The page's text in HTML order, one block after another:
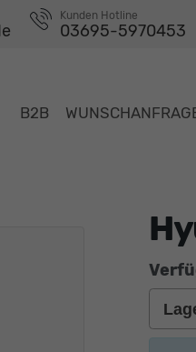
Kunden Hotline
03695-5970453
B2B